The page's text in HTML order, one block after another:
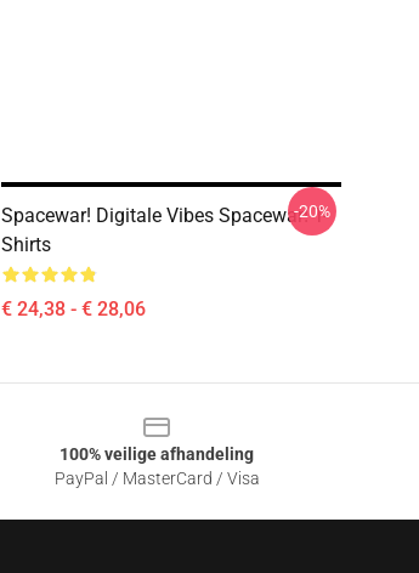
Spacewar! Digitale Vibes Spacewar! T-
Shirts
€ 24,38 - € 28,06
-20%
100% veilige afhandeling
PayPal / MasterCard / Visa